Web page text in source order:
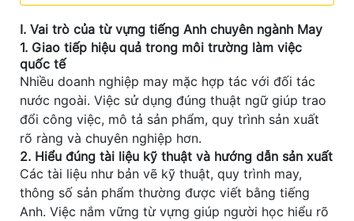
I. Vai trò của từ vựng tiếng Anh chuyên ngành May
1. Giao tiếp hiệu quả trong môi trường làm việc
quốc tế
Nhiều doanh nghiệp may mặc hợp tác với đối tác
nước ngoài. Việc sử dụng đúng thuật ngữ giúp trao
đổi công việc, mô tả sản phẩm, quy trình sản xuất
rõ ràng và chuyên nghiệp hơn.
2. Hiểu đúng tài liệu kỹ thuật và hướng dẫn sản xuất
Các tài liệu như bản vẽ kỹ thuật, quy trình may,
thông số sản phẩm thường được viết bằng tiếng
Anh. Việc nắm vững từ vựng giúp người học hiểu rõ